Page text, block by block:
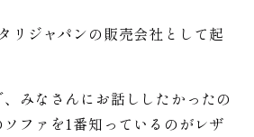
リジャパンの販売会社として起
みなさんにお話ししたかったの
ファを1番知っているのがレザ